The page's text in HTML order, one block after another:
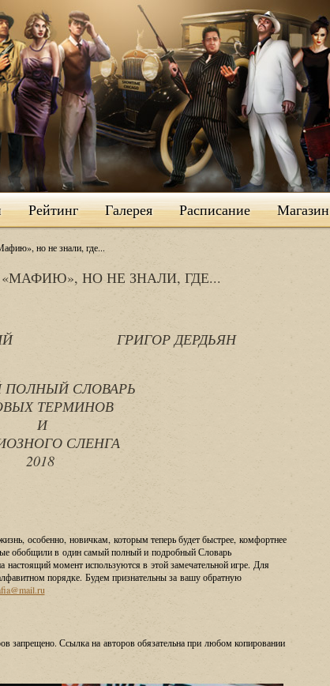
Рейтинг Галерея Расписание Магазин
но не знали, где...
НО НЕ ЗНАЛИ, ГДЕ...
ГРИГОР ДЕРДЬЯН
СЛОВАРЬ
ТЕРМИНОВ
И
СЛЕНГА
2018
особенно, новичкам, которым теперь будет быстрее, комфортнее
обобщили в один самый полный и подробный Словарь
момент используются в этой замечательной игре. Для
порядке. Будем признательны за вашу обратную
запрещено. Ссылка на авторов обязательна при любом копировании